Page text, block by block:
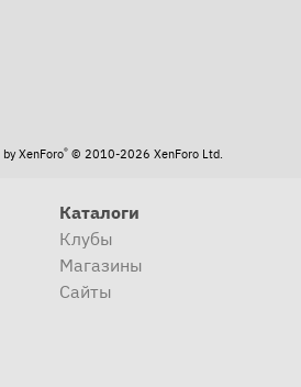
XenForo® © 2010-2026 XenForo Ltd.
Каталоги
Клубы
Магазины
Сайты